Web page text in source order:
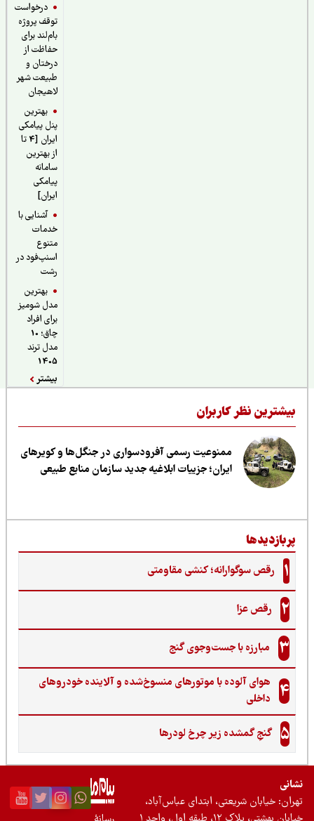
درخواست
توقف پروژه
بام‌لند برای
حفاظت از
درختان و
طبیعت شهر
لاهیجان
بهترین
پنل پیامکی
ایران [4 تا
از بهترین
سامانه
پیامکی
آشنایی با
خدمات
اسنپ‌فود در
بهترین
مدل شومیز
برای افراد
چاق؛ 10
مدل ترند
نظر کاربران
ممنوعیت رسمی آفرودسواری در جنگل‌ها و کویرهای
ایران؛ جزییات ابلاغیه جدید سازمان منابع طبیعی
رقص سوگوارانه؛ کنشی مقاومتی
رقص عزا
مبارزه با جست‌وجوی گنج‌
هوای آلوده با موتورهای منسوخ‌شده و آلاینده خودروهای
داخلی
گنجِ گمشده زیر چرخ لودرها
خیابان شریعتی، ابتدای عباس‌آباد،